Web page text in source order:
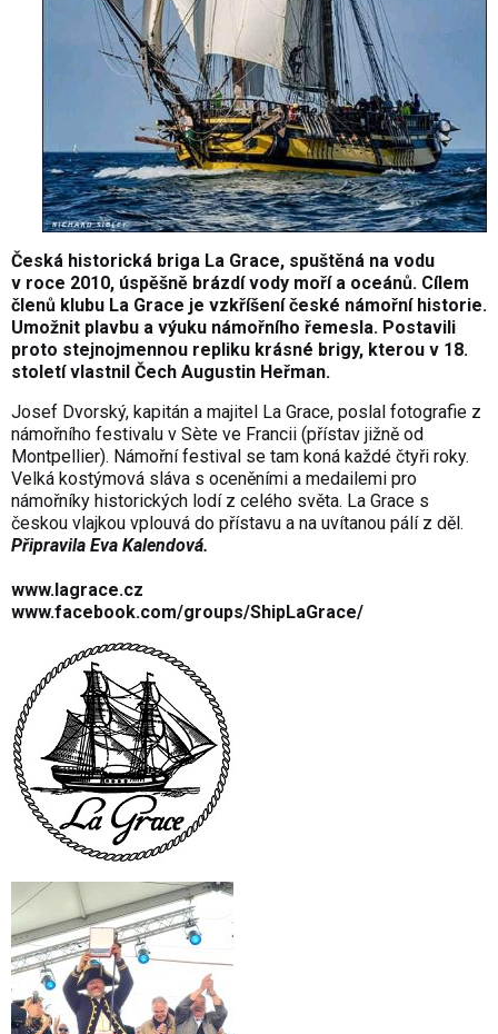
Česká historická briga La Grace, spuštěná na vodu
v roce 2010, úspěšně brázdí vody moří a oceánů. Cílem
členů klubu La Grace je vzkříšení české námořní historie.
Umožnit plavbu a výuku námořního řemesla. Postavili
proto stejnojmennou repliku krásné brigy, kterou v 18.
století vlastnil Čech Augustin Heřman.
Josef Dvorský, kapitán a majitel La Grace, poslal fotografie z
námořního festivalu v Sète ve Francii (přístav jižně od
Montpellier). Námořní festival se tam koná každé čtyři roky.
Velká kostýmová sláva s oceněními a medailemi pro
námořníky historických lodí z celého světa. La Grace s
českou vlajkou vplouvá do přístavu a na uvítanou pálí z děl.
Připravila Eva Kalendová.
www.lagrace.cz
www.facebook.com/groups/ShipLaGrace/